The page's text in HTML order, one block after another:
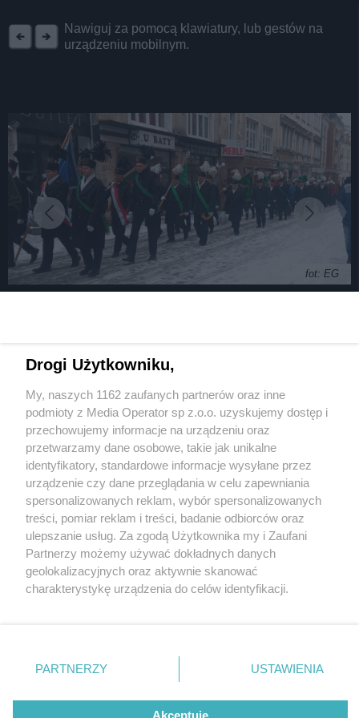
Nawiguj za pomocą klawiatury, lub gestów na
urządzeniu mobilnym.
fot: EG
Gór. Zbigniew Pawlak: "Odkurzamy tradycję"
2 / 10
Parada górnicza w
Tarnowskich Górach
Wydawca mediów lokalnych
Nie zapomnij
zapoznać się z:
polityką prywatności regulamin korzystania z portali
Twojemiasto
Piekary Śląskie
Chorzów
Tarnowskie Góry
Gliwice
Skontakuj sięz nami
Kontakt
Wydawca
Redakcja
Drogi Użytkowniku,
My, naszych 1162 zaufanych partnerów oraz inne
podmioty z Media Operator sp z.o.o. uzyskujemy dostęp i
przechowujemy informacje na urządzeniu oraz
przetwarzamy dane osobowe, takie jak unikalne
identyfikatory, standardowe informacje wysyłane przez
urządzenie czy dane przeglądania w celu zapewniania
spersonalizowanych reklam, wybór spersonalizowanych
treści, pomiar reklam i treści, badanie odbiorców oraz
ulepszanie usług. Za zgodą Użytkownika my i Zaufani
Partnerzy możemy używać dokładnych danych
geolokalizacyjnych oraz aktywnie skanować
charakterystykę urządzenia do celów identyfikacji.
zmienić/wycofać klikając przycisk ustawień prywatności
znajdujący się w lewym dolnym rogu strony
rodzaje przetwarzania danych nie wymagają zgody
użytkownika, ale masz prawo sprzeciwić się takiemu
PARTNERZY USTAWIENIA
Akceptuję